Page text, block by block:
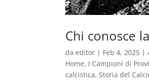
Chi conosce
daeditor | Feb 4, 2025 |
Home, I Campioni di
calcistica, Storia del